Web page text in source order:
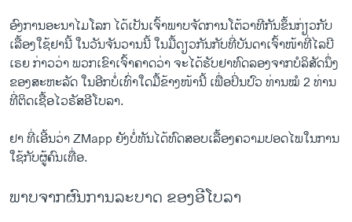
ອົງການ​ອະນາ​ໄມ​ໂລກ ​ໄດ້​ເປັນ​ເຈົ້າພາບ​ຈັດການ​ໂຕ້​ວາທີ​ກັນ​ຂຶ້ນ​ກ່ຽວ​ກັບ​
ເລື້ອງ​ໃຊ້​ຢາ​ນີ້ ​ໃນ​ວັນ​ຈັນ​ວານ​ນີ້ ​ໃນ​ມື້​ດຽວ​ກັນ​ກັບ​ທີ່ບັນດາ​ເຈົ້າ​ໜ້າ​ທີ່​ໄລ​ບີ​
ເຣຍ ກ່າວ​ວ່າ ພວກ​ເຂົາ​ເຈົ້າ​ຄາດ​ວ່າ ຈະ​ໄດ້​ຮັບ​ຢາ​ທົດ​ລອງ​ຈາກ​ບໍລິສັດ​ນຶ່ງ​
ຂອງ​ສະຫະລັດ ​ໃນ​ອີກ​ບໍ່​ເທົ່າ​ໃດ​ມື້​ຂ້າງ​ໜ້າ​ນີ້ ​ເພື່ອ​ປິ່ນປົວ​ ​ທ່ານໝໍ 2 ທ່ານ ​
ທີ່​ຕິດ​ເຊື້ອ​ໄວຣັສອີ​ໂບລາ​.
ຢາ ທີ່​ເອີ້ນ​ວ່າ ZMapp ຍັງ​ບໍ່​ທັນ​ໄດ້​ທົດ​ສອບເລື້ອງ​ຄວາມ​ປອດ​ໄພ​ໃນ​ການ​
ໃຊ້​ກັບ​ຜູ້​ຄົນ​ເທື່ອ.
ພາບຈາກຜົນການລະ​ບາດ ຂອງອີ​ໂບ​ລາ